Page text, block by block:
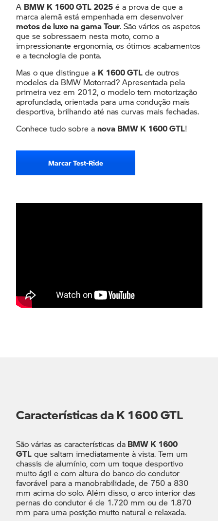
Apelido*
Endereço de e-mail *
Contacto telefónico*
Aceito a política de privacidade de dados.
marketing de produtos e serviços comercializados pelas
A BMW K 1600 GTL 2025é a prova de que a
marca alemã está empenhada em desenvolver
motos de luxo na gama Tour. São vários os aspetos
que se sobressaem nesta moto, como a
impressionante ergonomia, os ótimos acabamentos
e a tecnologia de ponta.
Mas o que distingue a K 1600 GTLde outros
modelos da BMW Motorrad? Apresentada pela
primeira vez em 2012, o modelo tem motorização
aprofundada, orientada para uma condução mais
desportiva, brilhando até nas curvas mais fechadas.
Conhece tudo sobre a nova BMW K 1600 GTL!
Marcar Test-Ride
Características da K 1600 GTL
São várias as características daBMW K 1600
GTLque saltam imediatamente à vista. Tem um
chassis de alumínio, com um toque desportivo
muito ágil e com altura do banco do condutor
favorável para a manobrabilidade, de 750 a 830
mm acima do solo. Além disso, o arco interior das
pernas do condutor é de 1.720 mm ou de 1.870
mm para uma posição muito natural e relaxada.